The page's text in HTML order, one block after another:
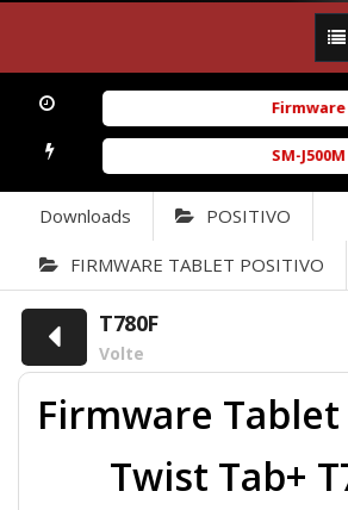
Firmware
SM-J500M
Downloads POSITIVO
FIRMWARE TABLET POSITIVO
T780F
Volte
Firmware
Twist Tab+